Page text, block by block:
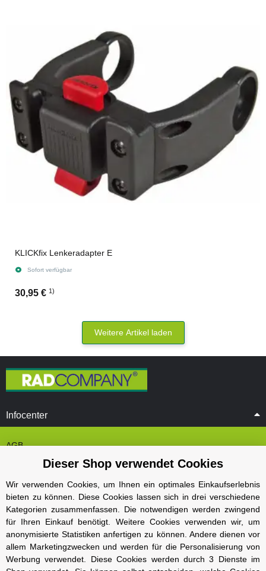
KLICKfix Lenkeradapter E
Sofort verfügbar
30,95 € 1)
Weitere Artikel laden
Infocenter
AGB
Cookie Einstelungen
Datenschutz
Impressum
Kontakt und Öffnungszeiten
Versand und Zahlungsarten
Widerrufsbelehrung
Dieser Shop verwendet Cookies
Wir verwenden Cookies, um Ihnen ein optimales Einkaufserlebnis
bieten zu können. Diese Cookies lassen sich in drei verschiedene
Kategorien zusammenfassen. Die notwendigen werden zwingend
für Ihren Einkauf benötigt. Weitere Cookies verwenden wir, um
anonymisierte Statistiken anfertigen zu können. Andere dienen vor
allem Marketingzwecken und werden für die Personalisierung von
Werbung verwendet. Diese Cookies werden durch 3 Dienste im